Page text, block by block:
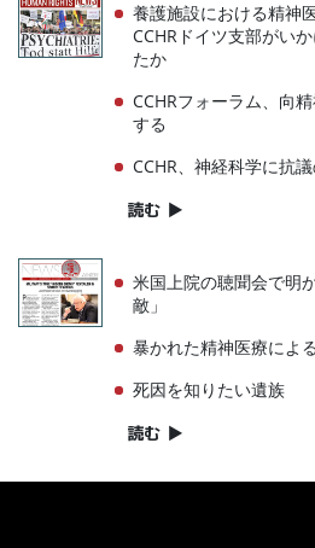
養護施設における精神
CCHRドイツ支部がい
たか
CCHRフォーラム、向
する
CCHR、神経科学に抗
読む ▶
米国上院の聴聞会で明
敵」
暴かれた精神医療によ
死因を知りたい遺族
読む ▶